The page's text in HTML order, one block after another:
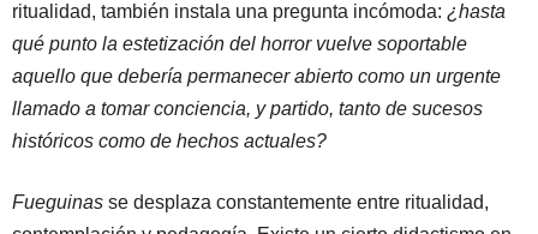
ritualidad, también instala una pregunta incómoda: ¿hasta
qué punto la estetización del horror vuelve soportable
aquello que debería permanecer abierto como un urgente
llamado a tomar conciencia, y partido, tanto de sucesos
históricos como de hechos actuales?
Fueguinas se desplaza constantemente entre ritualidad,